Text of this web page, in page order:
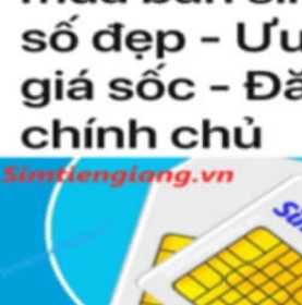
giảm giá sẽ ngày càng cạn kiệt và đến
nhưng giá bán cao cũng là điều hết
có một số khách hàng chuyên đi săn
giá, sim số đẹp giá rẻ này về bán lại
tìm được loại sim giảm giá này để có
chính vì thế tại sao chúng ta lại không
giá sim số đẹp giá rẻ này để đầu tư
đam mê sim số đẹp.
Tham khảo thêm:
SỐC Kho
500k Siêu Đẹp